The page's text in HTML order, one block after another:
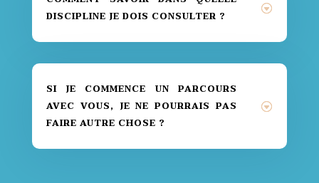
DISCIPLINE JE DOIS CONSULTER ?
SI JE COMMENCE UN PARCOURS
AVEC VOUS, JE NE POURRAIS PAS
FAIRE AUTRE CHOSE ?